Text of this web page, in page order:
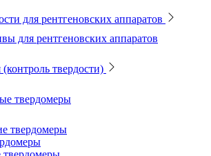
постоянного действия
пленки
для рентгеновских аппаратов
твердости)